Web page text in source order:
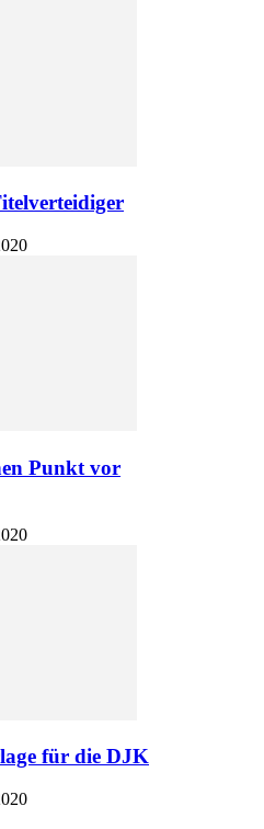
Punkt vor
für die DJK